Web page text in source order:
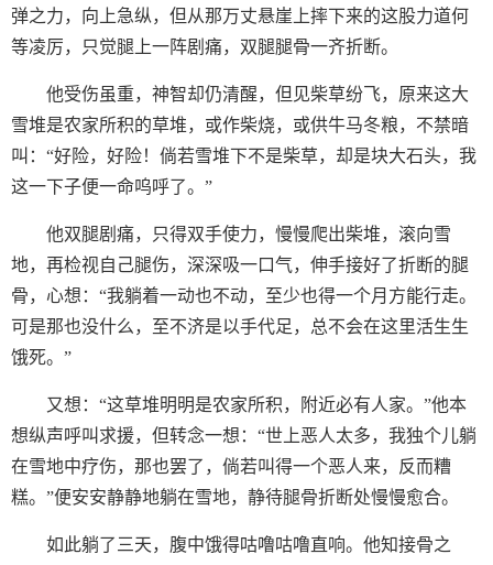
弹之力，向上急纵，但从那万丈悬崖上摔下来的这股力道何
等凌厉，只觉腿上一阵剧痛，双腿腿骨一齐折断。
他受伤虽重，神智却仍清醒，但见柴草纷飞，原来这大
雪堆是农家所积的草堆，或作柴烧，或供牛马冬粮，不禁暗
叫：“好险，好险！倘若雪堆下不是柴草，却是块大石头，我
这一下子便一命呜呼了。”
他双腿剧痛，只得双手使力，慢慢爬出柴堆，滚向雪
地，再检视自己腿伤，深深吸一口气，伸手接好了折断的腿
骨，心想：“我躺着一动也不动，至少也得一个月方能行走。
可是那也没什么，至不济是以手代足，总不会在这里活生生
饿死。”
又想：“这草堆明明是农家所积，附近必有人家。”他本
想纵声呼叫求援，但转念一想：“世上恶人太多，我独个儿躺
在雪地中疗伤，那也罢了，倘若叫得一个恶人来，反而糟
糕。”便安安静静地躺在雪地，静待腿骨折断处慢慢愈合。
如此躺了三天，腹中饿得咕噜咕噜直响。他知接骨之